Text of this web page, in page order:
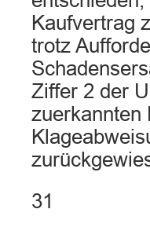
Kaufvertrag
trotz
Ziffer 2 der
zuerkannten
31